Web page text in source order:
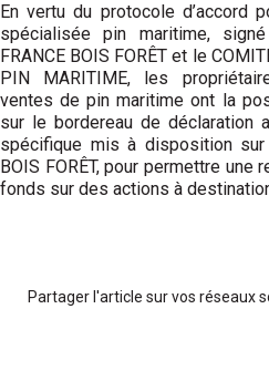
En vertu du protocole d’accord
spécialisée pin maritime,
FRANCE BOIS FORÊT et le
PIN MARITIME, les
ventes de pin maritime ont la
sur le bordereau de déclaration
spécifique mis à disposition
BOIS FORÊT, pour permettre une
fonds sur des actions à
Partager l'article sur vos réseaux